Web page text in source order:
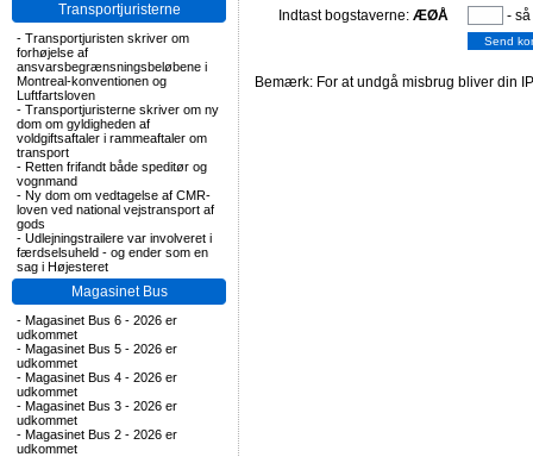
Transportjuristerne
- Transportjuristen skriver om
forhøjelse af
ansvarsbegrænsningsbeløbene i
Montreal-konventionen og
Luftfartsloven
- Transportjuristerne skriver om ny
dom om gyldigheden af
voldgiftsaftaler i rammeaftaler om
transport
- Retten frifandt både speditør og
vognmand
- Ny dom om vedtagelse af CMR-
loven ved national vejstransport af
gods
- Udlejningstrailere var involveret i
færdselsuheld - og ender som en
sag i Højesteret
Magasinet Bus
- Magasinet Bus 6 - 2026 er
udkommet
- Magasinet Bus 5 - 2026 er
udkommet
- Magasinet Bus 4 - 2026 er
udkommet
- Magasinet Bus 3 - 2026 er
udkommet
- Magasinet Bus 2 - 2026 er
udkommet
Indtast bogstaverne: ÆØÅ -
Bemærk: For at undgå misbrug bliver din